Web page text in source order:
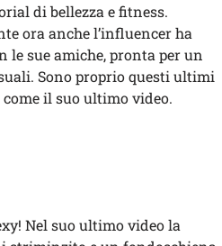
di bellezza e fitness.
ora anche l’influencer ha
le sue amiche, pronta per un
Sono proprio questi ultimi
il suo ultimo video.
Nel suo ultimo video la